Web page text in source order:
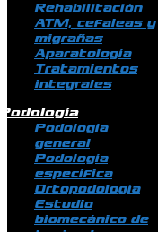
Rehabilitación
ATM, cefaleas y
migrañas
Aparatología
Tratamientos
integrales
Podología
general
Podología
específica
Ortopodología
Estudio
biomecánico de